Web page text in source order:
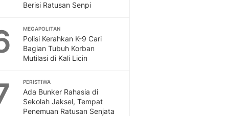
Berisi Ratusan Senpi
MEGAPOLITAN
Polisi Kerahkan K-9 Cari
Bagian Tubuh Korban
Mutilasi di Kali Licin
PERISTIWA
Ada Bunker Rahasia di
Sekolah Jaksel, Tempat
Penemuan Ratusan Senjata